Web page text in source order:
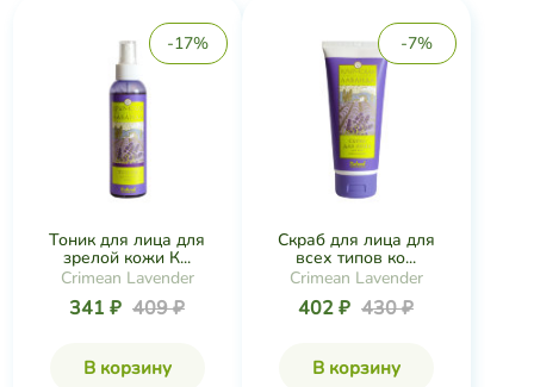
-17%
Тоник для лица для
зрелой кожи К...
Crimean Lavender
341 ₽ 409 ₽
В корзину
-7%
Скраб для лица для
всех типов ко...
Crimean Lavender
402 ₽ 430 ₽
В корзину